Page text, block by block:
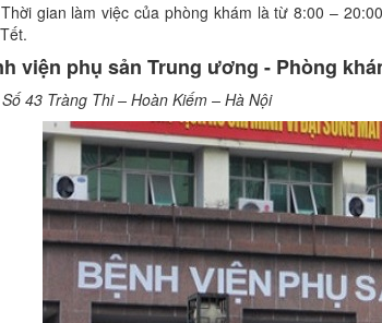
Thời gian làm việc của phòng khám là từ 8:00 –
viện phụ sản Trung ương - Phòng
43 Tràng Thi – Hoàn Kiếm – Hà Nội